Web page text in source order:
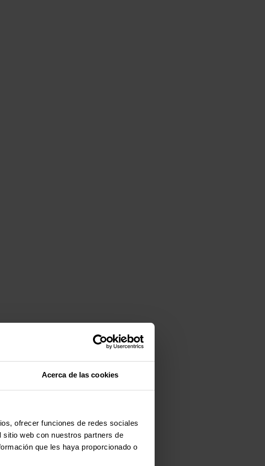
Acerca de las cookies
ofrecer funciones de redes sociales
web con nuestros partners de
que les haya proporcionado o